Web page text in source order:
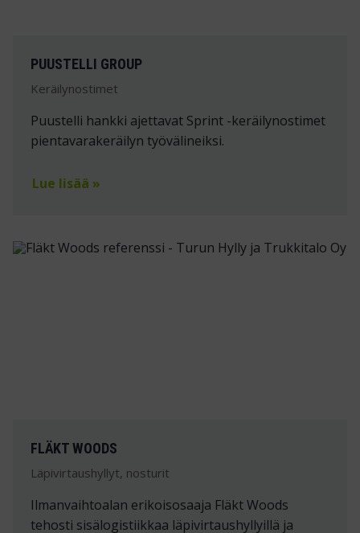
PUUSTELLI GROUP
Keräilynostimet
Puustelli hankki ajettavat Sprint -keräilynostimet
pientavarakeräilyn työvälineiksi.
Lue lisää »
FLÄKT WOODS
Läpivirtaushyllyt, nosturit
Ilmanvaihtoalan erikoisosaaja Fläkt Woods
tehosti sisälogistiikkaa läpivirtaushyllyillä ja